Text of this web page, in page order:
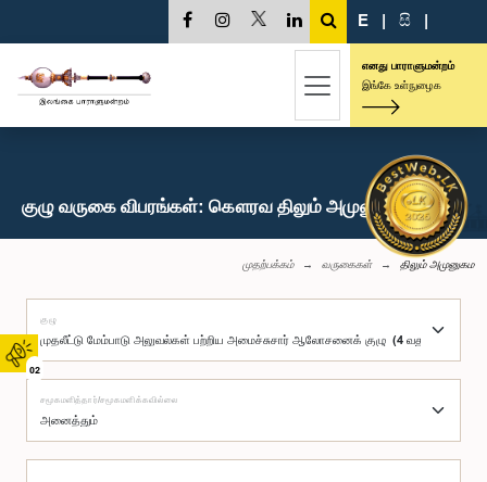
02
E | සි |
எனது பாராளுமன்றம்
இங்கே உள்நுழைக
குழு வருகை விபரங்கள்: கௌரவ திலும் அமுனுகம, பா.உ.
முதற்பக்கம் வருகைகள் திலும் அமுனுகம
குழு
சமூகமளித்தார்/சமூகமளிக்கவில்லை